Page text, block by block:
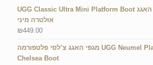
UGG Classic Ultra Mini Platform Boot מגפי האגג
אולטרה מיני
₪449.00
מגפי האגג צ’לסי פלטפורמה UGG Neumel Platform
Chelsea Boot